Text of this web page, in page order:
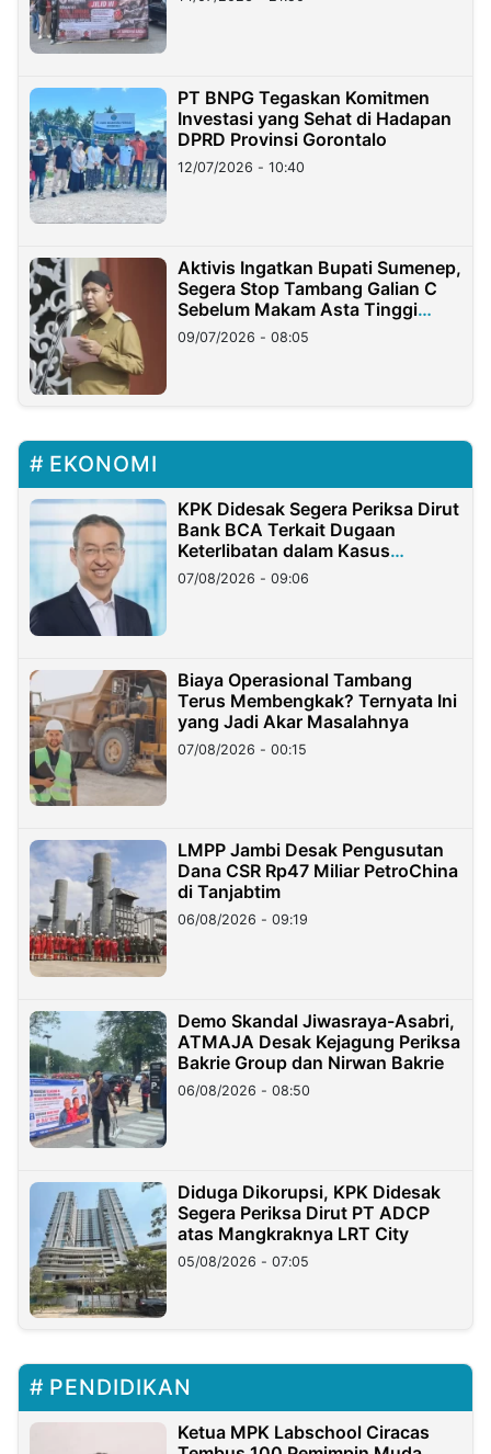
PT BNPG Tegaskan Komitmen
Investasi yang Sehat di Hadapan
DPRD Provinsi Gorontalo
12/07/2026 - 10:40
Aktivis Ingatkan Bupati Sumenep,
Segera Stop Tambang Galian C
Sebelum Makam Asta Tinggi
Longsor
09/07/2026 - 08:05
EKONOMI
KPK Didesak Segera Periksa Dirut
Bank BCA Terkait Dugaan
Keterlibatan dalam Kasus
Hilangnya Dana Nasabah Rp2,58
Miliar
07/08/2026 - 09:06
Biaya Operasional Tambang
Terus Membengkak? Ternyata Ini
yang Jadi Akar Masalahnya
07/08/2026 - 00:15
LMPP Jambi Desak Pengusutan
Dana CSR Rp47 Miliar PetroChina
di Tanjabtim
06/08/2026 - 09:19
Demo Skandal Jiwasraya-Asabri,
ATMAJA Desak Kejagung Periksa
Bakrie Group dan Nirwan Bakrie
06/08/2026 - 08:50
Diduga Dikorupsi, KPK Didesak
Segera Periksa Dirut PT ADCP
atas Mangkraknya LRT City
05/08/2026 - 07:05
PENDIDIKAN
Ketua MPK Labschool Ciracas